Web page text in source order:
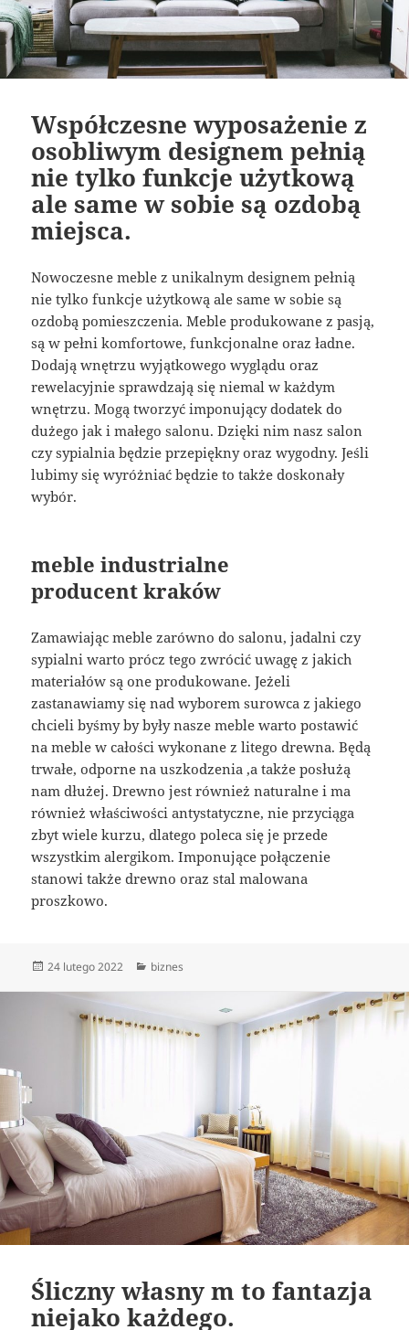
Współczesne wyposażenie z
osobliwym designem pełnią
nie tylko funkcje użytkową
ale same w sobie są ozdobą
miejsca.
Nowoczesne meble z unikalnym designem pełnią
nie tylko funkcje użytkową ale same w sobie są
ozdobą pomieszczenia. Meble produkowane z pasją,
są w pełni komfortowe, funkcjonalne oraz ładne.
Dodają wnętrzu wyjątkowego wyglądu oraz
rewelacyjnie sprawdzają się niemal w każdym
wnętrzu. Mogą tworzyć imponujący dodatek do
dużego jak i małego salonu. Dzięki nim nasz salon
czy sypialnia będzie przepiękny oraz wygodny. Jeśli
lubimy się wyróżniać będzie to także doskonały
wybór.
meble industrialne
producent kraków
Zamawiając meble zarówno do salonu, jadalni czy
sypialni warto prócz tego zwrócić uwagę z jakich
materiałów są one produkowane. Jeżeli
zastanawiamy się nad wyborem surowca z jakiego
chcieli byśmy by były nasze meble warto postawić
na meble w całości wykonane z litego drewna. Będą
trwałe, odporne na uszkodzenia ,a także posłużą
nam dłużej. Drewno jest również naturalne i ma
również właściwości antystatyczne, nie przyciąga
zbyt wiele kurzu, dlatego poleca się je przede
wszystkim alergikom. Imponujące połączenie
stanowi także drewno oraz stal malowana
proszkowo.
Data
24 lutego 2022 Kategorie
biznes
Śliczny własny m to fantazja
niejako każdego.